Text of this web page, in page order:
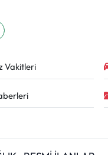
Vakitleri